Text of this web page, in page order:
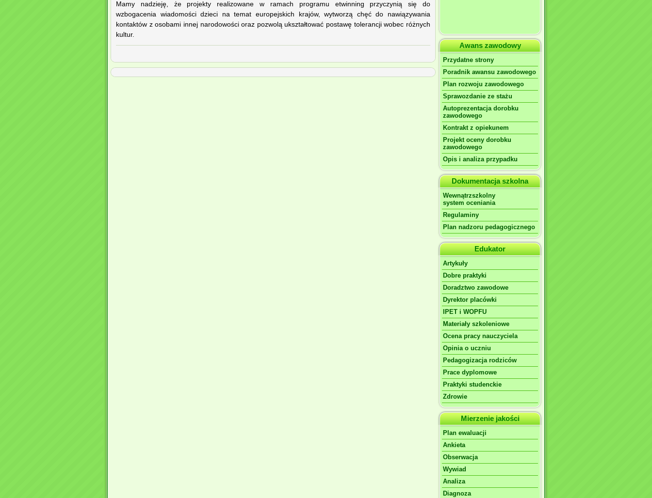
Mamy nadzieję, że projekty realizowane w ramach programu etwinning przyczynią się do
wzbogacenia wiadomości dzieci na temat europejskich krajów, wytworzą chęć do nawiązywania
kontaktów z osobami innej narodowości oraz pozwolą ukształtować postawę tolerancji wobec różnych
kultur.
Awans zawodowy
Przydatne strony
Poradnik awansu zawodowego
Plan rozwoju zawodowego
Sprawozdanie ze stażu
Autoprezentacja dorobku
zawodowego
Kontrakt z opiekunem
Projekt oceny dorobku
zawodowego
Opis i analiza przypadku
Dokumentacja szkolna
Wewnątrzszkolny
system oceniania
Regulaminy
Plan nadzoru pedagogicznego
Edukator
Artykuły
Dobre praktyki
Doradztwo zawodowe
Dyrektor placówki
IPET i WOPFU
Materiały szkoleniowe
Ocena pracy nauczyciela
Opinia o uczniu
Pedagogizacja rodziców
Prace dyplomowe
Praktyki studenckie
Zdrowie
Mierzenie jakości
Plan ewaluacji
Ankieta
Obserwacja
Wywiad
Analiza
Diagnoza